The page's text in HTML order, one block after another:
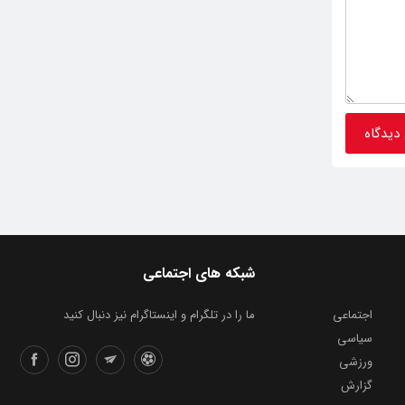
شبکه های اجتماعی
ما را در تلگرام و اینستاگرام نیز دنبال کنید
اجتماعی
سیاسی
ورزشی
گزارش